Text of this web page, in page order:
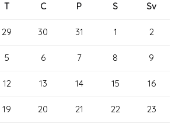
T C P S Sv
29 30 31 1 2
5 6 7 8 9
12 13 14 15 16
19 20 21 22 23